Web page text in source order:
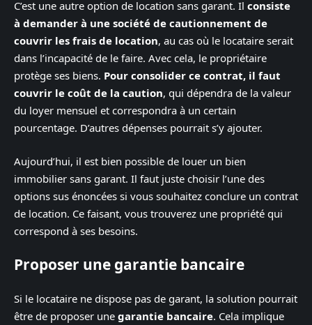
C’est une autre option de location sans garant. Il consiste
à demander à une société de cautionnement de
couvrir les frais de location, au cas où le locataire serait
dans l’incapacité de le faire. Avec cela, le propriétaire
protège ses biens. Pour consolider ce contrat, il faut
couvrir le coût de la caution, qui dépendra de la valeur
du loyer mensuel et correspondra à un certain
pourcentage. D’autres dépenses pourrait s’y ajouter.
Aujourd’hui, il est bien possible de louer un bien
immobilier sans garant. Il faut juste choisir l’une des
options sus énoncées si vous souhaitez conclure un contrat
de location. Ce faisant, vous trouverez une propriété qui
correspond à ses besoins.
Proposer une garantie bancaire
Si le locataire ne dispose pas de garant, la solution pourrait
être de proposer une garantie bancaire. Cela implique